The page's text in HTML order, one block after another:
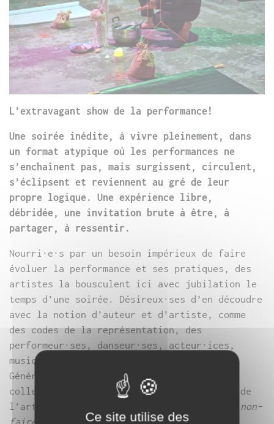
L’extravagant show de la performance!
Une soirée inédite, à vivre pleinement, dans
un format atypique où les performances ne
s’enchaînent pas, mais surgissent, circulent,
s’éclipsent et reviennent au gré de leur
propre logique. Une expérience libre,
débridée, une invitation brute à être, à
partager, à ressentir.
Nourri·e·s par un besoin impérieux de faire
évoluer la performance et ses pratiques, des
artistes la bousculent ici avec jubilation le
temps d’une soirée. Désireux·ses d’en découdre
avec la notion d’auteur et d’artiste, comme
des codes de la représentation, des
performeur·ses, danseur·ses, acteur·ices,
musicien·nes, investissent les 400m
Générateur. Ils et elles font jeux
collectivement sans se soucier de « faire de
l’art », en revendiquant même leur
savoir non-
faire
Ce site utilise des